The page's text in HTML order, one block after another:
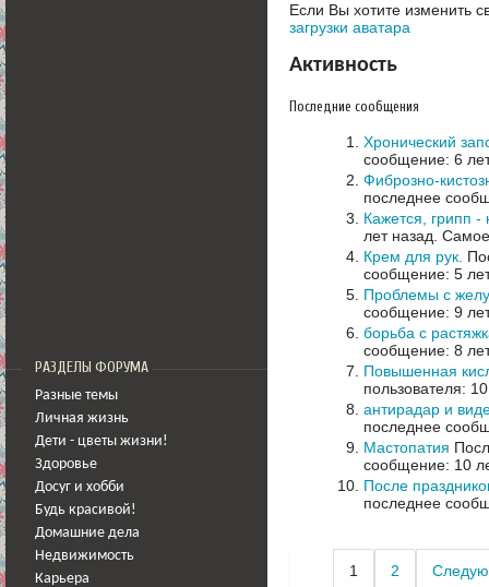
РАЗДЕЛЫ ФОРУМА
Разные темы
Личная жизнь
Дети - цветы жизни!
Здоровье
Досуг и хобби
Будь красивой!
Домашние дела
Недвижимость
Карьера
Если Вы хотите изменить
загрузки аватара
Активность
Последние сообщения
Хронический
сообщение: 6
Фиброзно-
последнее
Кажется, грипп -
лет назад.
Крем для рук.
сообщение: 5
Проблемы с
сообщение: 9
борьба с
сообщение: 8
Повышенная
пользователя:
антирадар и
последнее
Мастопатия
сообщение: 10
После
последнее
1 2